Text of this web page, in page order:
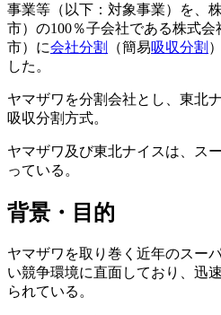
事業等（以下：対象事業）を、
市）の100％子会社である株式
市）に会社分割 （簡易吸収分割
した。
ヤマザワを分割会社とし、東北
吸収分割方式。
ヤマザワ及び東北ナイスは、ス
っている。
背景・目的
ヤマザワを取り巻く近年のスー
い競争環境に直面しており、迅
られている。